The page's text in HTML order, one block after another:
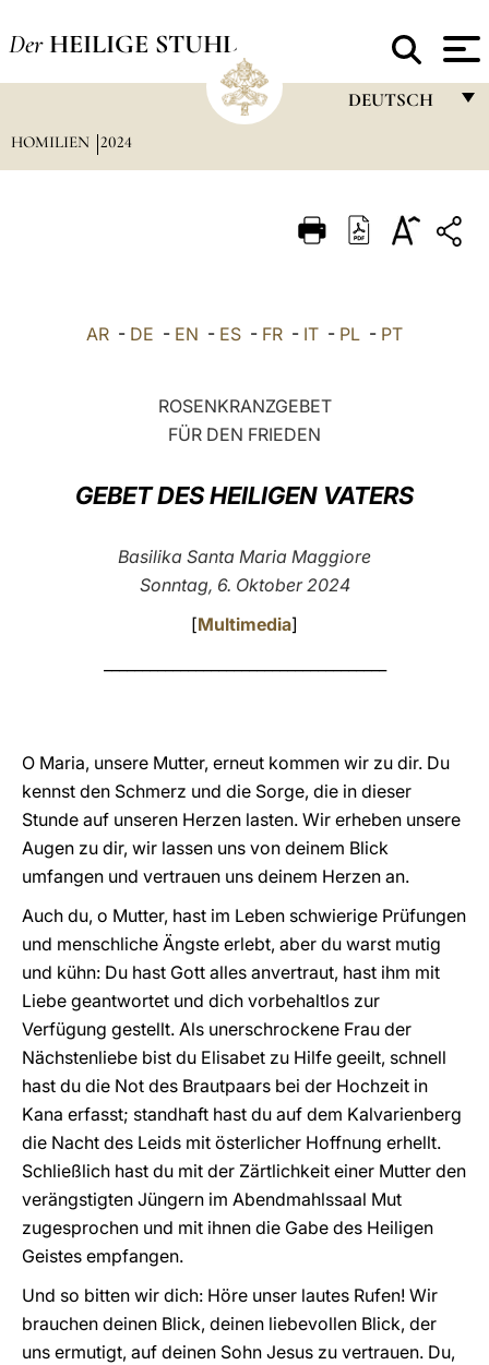
Der HEILIGE STUHL
DEUTSCH
ITALIANO
中文
HOMILIEN 2024
AR - DE - EN - ES - FR - IT - PL - PT
ROSENKRANZGEBET
FÜR DEN FRIEDEN
GEBET DES HEILIGEN VATERS
Basilika Santa Maria Maggiore
Sonntag, 6. Oktober 2024
[Multimedia]
O Maria, unsere Mutter, erneut kommen wir zu dir. Du
kennst den Schmerz und die Sorge, die in dieser
Stunde auf unseren Herzen lasten. Wir erheben unsere
Augen zu dir, wir lassen uns von deinem Blick
umfangen und vertrauen uns deinem Herzen an.
Auch du, o Mutter, hast im Leben schwierige Prüfungen
und menschliche Ängste erlebt, aber du warst mutig
und kühn: Du hast Gott alles anvertraut, hast ihm mit
Liebe geantwortet und dich vorbehaltlos zur
Verfügung gestellt. Als unerschrockene Frau der
Nächstenliebe bist du Elisabet zu Hilfe geeilt, schnell
hast du die Not des Brautpaars bei der Hochzeit in
Kana erfasst; standhaft hast du auf dem Kalvarienberg
die Nacht des Leids mit österlicher Hoffnung erhellt.
Schließlich hast du mit der Zärtlichkeit einer Mutter den
verängstigten Jüngern im Abendmahlssaal Mut
zugesprochen und mit ihnen die Gabe des Heiligen
Geistes empfangen.
Und so bitten wir dich: Höre unser lautes Rufen! Wir
brauchen deinen Blick, deinen liebevollen Blick, der
uns ermutigt, auf deinen Sohn Jesus zu vertrauen. Du,